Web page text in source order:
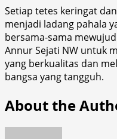
Setiap tetes keringat
menjadi ladang pahala
bersama-sama
Annur Sejati NW untuk
yang berkualitas dan
bangsa yang tangguh.
About the